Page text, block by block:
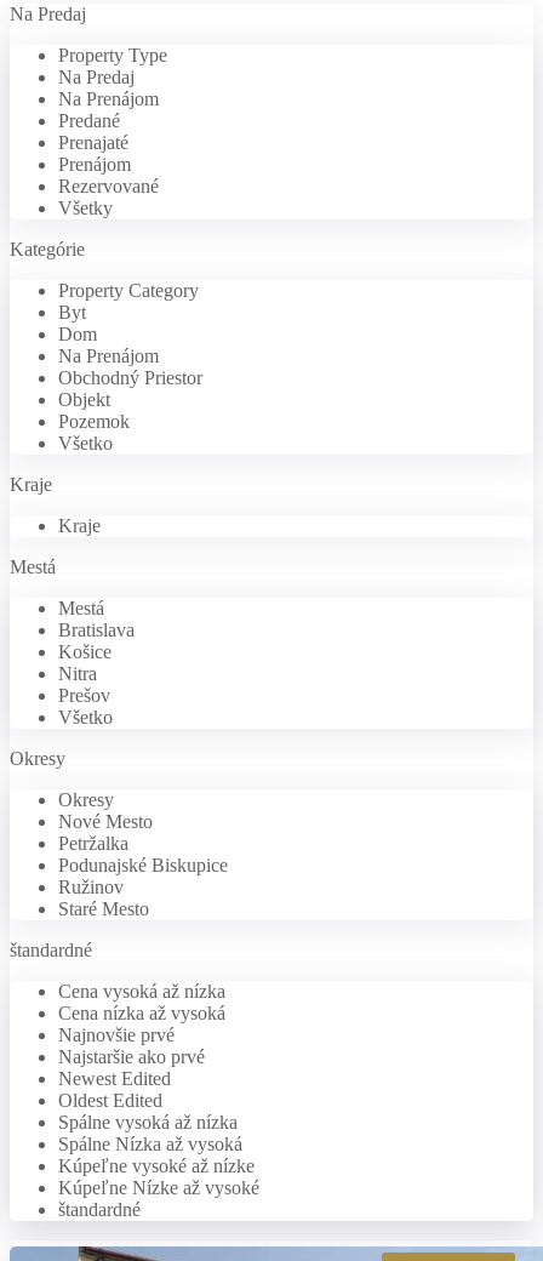
Na Predaj
Property Type
Na Predaj
Na Prenájom
Predané
Prenajaté
Prenájom
Rezervované
Všetky
Kategórie
Property Category
Byt
Dom
Na Prenájom
Obchodný Priestor
Objekt
Pozemok
Všetko
Kraje
Kraje
Mestá
Mestá
Bratislava
Košice
Nitra
Prešov
Všetko
Okresy
Okresy
Nové Mesto
Petržalka
Podunajské Biskupice
Ružinov
Staré Mesto
štandardné
Cena vysoká až nízka
Cena nízka až vysoká
Najnovšie prvé
Najstaršie ako prvé
Newest Edited
Oldest Edited
Spálne vysoká až nízka
Spálne Nízka až vysoká
Kúpeľne vysoké až nízke
Kúpeľne Nízke až vysoké
štandardné